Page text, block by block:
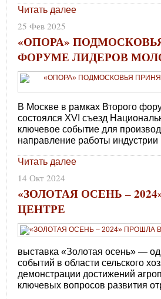
Читать далее
25 Фев 2025
«ОПОРА»
ФОРУМЕ ЛИДЕРОВ
В Москве в рамках Второго
состоялся XVI съезд
ключевое событие для
направление работы
Читать далее
14 Окт 2024
«ЗОЛОТАЯ ОСЕНЬ –
ЦЕНТРЕ
выставка «Золотая осень» —
событий в области сельского
демонстрации достижений
ключевых вопросов развития